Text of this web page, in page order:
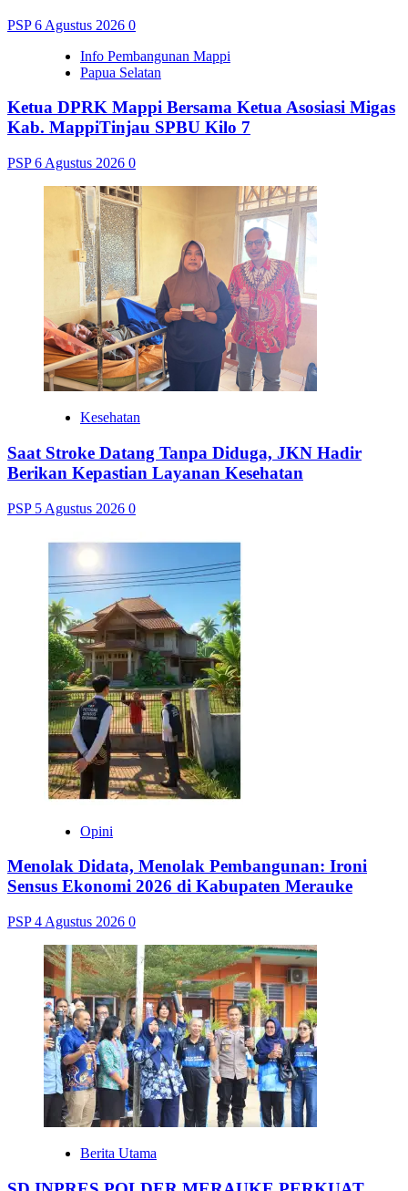
PSP6 Agustus 2026 0
Info Pembangunan Mappi
Papua Selatan
Ketua DPRK Mappi Bersama Ketua Asosiasi Migas
Kab. MappiTinjau SPBU Kilo 7
PSP6 Agustus 2026 0
Kesehatan
Saat Stroke Datang Tanpa Diduga, JKN Hadir
Berikan Kepastian Layanan Kesehatan
PSP 5 Agustus 2026 0
Opini
Menolak Didata, Menolak Pembangunan: Ironi
Sensus Ekonomi 2026 di Kabupaten Merauke
PSP4 Agustus 2026 0
Berita Utama